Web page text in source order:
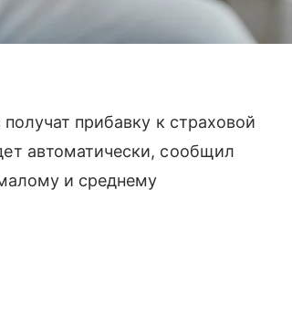
прибавку к страховой
автоматически, сообщил
и среднему